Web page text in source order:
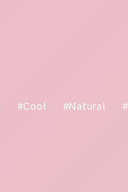
#Cool #Natural